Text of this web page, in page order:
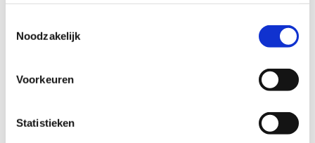
Noodzakelijk
Voorkeuren
Statistieken
25 maart 2026. (In de krokusvakantie is er geen
13.00 tot 13.45 uur
Locatie: Sport Vlaanderen Herentals